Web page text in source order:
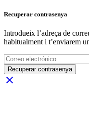
Recuperar contrasenya
Introdueix l’adreça de
habitualment i t’enviarem
Recuperar contrasenya
close